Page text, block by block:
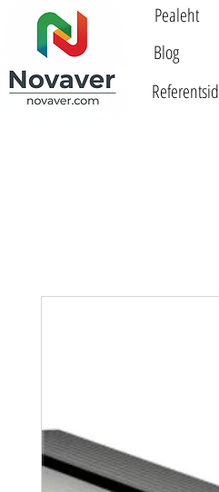
Pealeht
Blog
Referentsid